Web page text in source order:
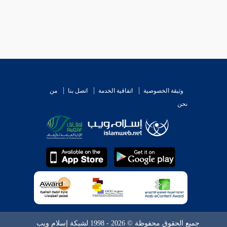
.
.
الكفار من الآيات .
وثيقة الخصوصية اتفاقية الخدمة اتصل بنا
من
نحن
جميع الحقوق محفوظة © 2026 - 1998 لشبكة إسلام ويب